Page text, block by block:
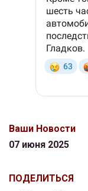
Ваши Новости
07 июня 2025
ПОДЕЛИТЬСЯ